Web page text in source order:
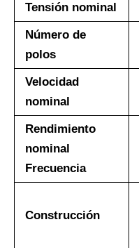
Tensión nominal
Número de
polos
Velocidad
nominal
Rendimiento
nominal
Frecuencia
Construcción